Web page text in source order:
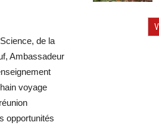
de la
Ambassadeur
voyage
opportunités